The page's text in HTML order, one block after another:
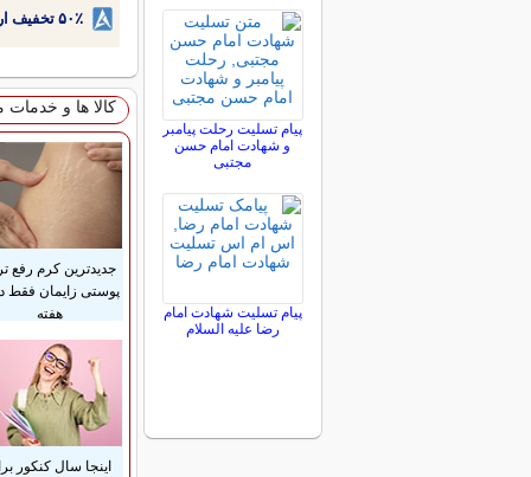
۵۰٪ تخفیف ارتودنسی دندان اقساطی بدون نیاز به چک یا سفته!
کالا ها و خدمات
جدیدترین کرم رفع
هفته
اینجا سال کنکور
پیام تسلیت رحلت پیامبر
و شهادت امام حسن
مجتبی
پیام تسلیت شهادت امام
رضا علیه السلام